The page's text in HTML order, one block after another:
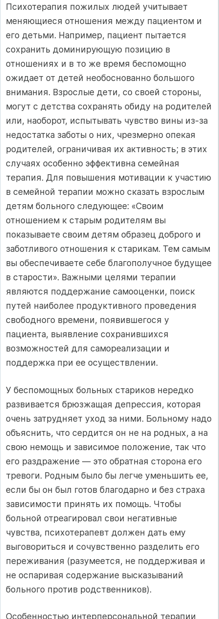
Психотерапия пожилых людей учитывает
меняющиеся отношения между пациентом и
его детьми. Например, пациент пытается
сохранить доминирующую позицию в
отношениях и в то же время беспомощно
ожидает от детей необоснованно большого
внимания. Взрослые дети, со своей стороны,
могут с детства сохранять обиду на родителей
или, наоборот, испытывать чувство вины из-за
недостатка заботы о них, чрезмерно опекая
родителей, ограничивая их активность; в этих
случаях особенно эффективна семейная
терапия. Для повышения мотивации к участию
в семейной терапии можно сказать взрослым
детям больного следующее: «Своим
отношением к старым родителям вы
показываете своим детям образец доброго и
заботливого отношения к старикам. Тем самым
вы обеспечиваете себе благополучное будущее
в старости». Важными целями терапии
являются поддержание самооценки, поиск
путей наиболее продуктивного проведения
свободного времени, появившегося у
пациента, выявление сохранившихся
возможностей для самореализации и
поддержка при ее осуществлении.
У беспомощных больных стариков нередко
развивается брюзжащая депрессия, которая
очень затрудняет уход за ними. Больному надо
объяснить, что сердится он не на родных, а на
свою немощь и зависимое положение, так что
его раздражение — это обратная сторона его
тревоги. Родным было бы легче уменьшить ее,
если бы он был готов благодарно и без страха
зависимости принять их помощь. Чтобы
больной отреагировал свои негативные
чувства, психотерапевт должен дать ему
выговориться и сочувственно разделить его
переживания (разумеется, не поддерживая и
не оспаривая содержание высказываний
больного против родственников).
Особенностью интерперсональной терапии